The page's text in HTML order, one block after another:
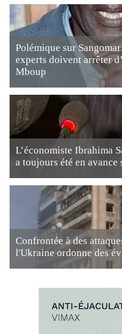
Polémique sur
experts doivent arrêter
Mboup
L’économiste Ibrahima
a toujours été en avance
Confrontée à des
l'Ukraine ordonne des